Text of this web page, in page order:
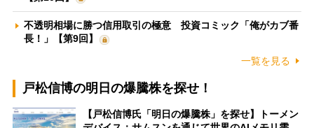
不透明相場に勝つ信用取引の極意 投資コミック「俺がカブ番
長！」【第9回】
一覧を見る
戸松信博の明日の爆騰株を探せ！
【戸松信博氏「明日の爆騰株」を探せ】トーメン